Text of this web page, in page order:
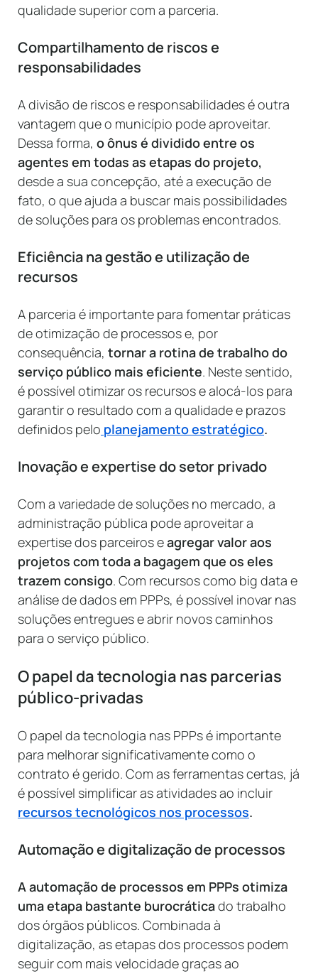
qualidade superior com a parceria.
Compartilhamento de riscos e
responsabilidades
A divisão de riscos e responsabilidades é outra
vantagem que o município pode aproveitar.
Dessa forma, o ônus é dividido entre os
agentes em todas as etapas do projeto,
desde a sua concepção, até a execução de
fato, o que ajuda a buscar mais possibilidades
de soluções para os problemas encontrados.
Eficiência na gestão e utilização de
recursos
A parceria é importante para fomentar práticas
de otimização de processos e, por
consequência, tornar a rotina de trabalho do
serviço público mais eficiente. Neste sentido,
é possível otimizar os recursos e alocá-los para
garantir o resultado com a qualidade e prazos
definidos pelo planejamento estratégico.
Inovação e expertise do setor privado
Com a variedade de soluções no mercado, a
administração pública pode aproveitar a
expertise dos parceiros eagregar valor aos
projetos com toda a bagagem que os eles
trazem consigo. Com recursos como big data e
análise de dados em PPPs, é possível inovar nas
soluções entregues e abrir novos caminhos
para o serviço público.
O papel da tecnologia nas parcerias
público-privadas
O papel da tecnologia nas PPPs é importante
para melhorar significativamente como o
contrato é gerido. Com as ferramentas certas, já
é possível simplificar as atividades ao incluir
recursos tecnológicos nos processos.
Automação e digitalização de processos
A automação de processos em PPPs otimiza
uma etapa bastante burocráticado trabalho
dos órgãos públicos. Combinada à
digitalização, as etapas dos processos podem
seguir com mais velocidade graças ao